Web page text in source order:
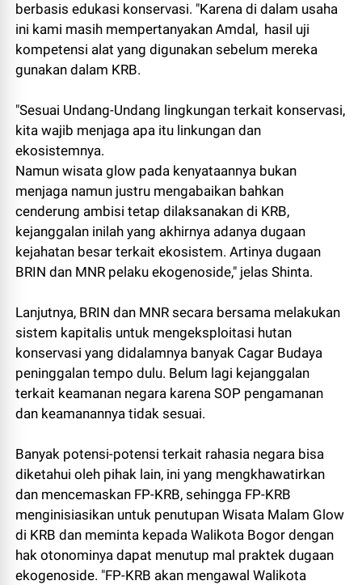
berbasis edukasi konservasi. "Karena di dalam usaha
ini kami masih mempertanyakan Amdal, hasil uji
kompetensi alat yang digunakan sebelum mereka
gunakan dalam KRB.
"Sesuai Undang-Undang lingkungan terkait konservasi,
kita wajib menjaga apa itu linkungan dan
ekosistemnya.
Namun wisata glow pada kenyataannya bukan
menjaga namun justru mengabaikan bahkan
cenderung ambisi tetap dilaksanakan di KRB,
kejanggalan inilah yang akhirnya adanya dugaan
kejahatan besar terkait ekosistem. Artinya dugaan
BRIN dan MNR pelaku ekogenoside," jelas Shinta.
Lanjutnya, BRIN dan MNR secara bersama melakukan
sistem kapitalis untuk mengeksploitasi hutan
konservasi yang didalamnya banyak Cagar Budaya
peninggalan tempo dulu. Belum lagi kejanggalan
terkait keamanan negara karena SOP pengamanan
dan keamanannya tidak sesuai.
Banyak potensi-potensi terkait rahasia negara bisa
diketahui oleh pihak lain, ini yang mengkhawatirkan
dan mencemaskan FP-KRB, sehingga FP-KRB
menginisiasikan untuk penutupan Wisata Malam Glow
di KRB dan meminta kepada Walikota Bogor dengan
hak otonominya dapat menutup mal praktek dugaan
ekogenoside. "FP-KRB akan mengawal Walikota